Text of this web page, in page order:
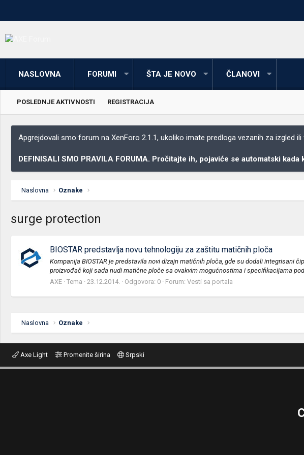
NASLOVNA FORUMI ŠTA JE NOVO ČLANOVI
POSLEDNJE AKTIVNOSTI REGISTRACIJA
Apgrejdovali smo forum na XenForo 2.1.1, ukoliko imate predloga vezanih za izgled
DEFINISALI SMO PRAVILA FORUMA. Pročitajte ih, pojaviće se automatski
Naslovna Oznake
surge protection
BIOSTAR predstavlja novu tehnologiju za zaštitu matičnih ploča
Kompanija BIOSTAR je predstavila novi dizajn matičnih ploča, gde su dodali integrisani
proizvođač koji sada nudi matične ploče sa ovakvim mogućnostima i specifikacijama
AXE Tema 23.12.2014. Odgovora: 0 Forum: Vesti sa portala
Naslovna Oznake
Axe Light Promenite širina Srpski